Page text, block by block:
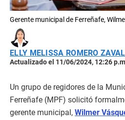
Gerente municipal de Ferreñafe,
ELLY MELISSA ROMERO
Actualizado el 11/06/2024, 12:26
Un grupo de regidores de la
Ferreñafe (MPF) solicitó
gerente municipal, Wilmer